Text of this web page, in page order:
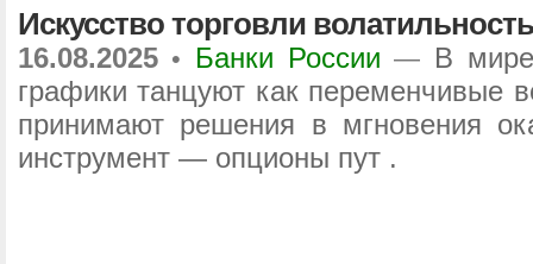
Искусство торговли
16.08.2025 • Банки России — В
графики танцуют как переменчивые
принимают решения в мгновения
инструмент — опционы пут .